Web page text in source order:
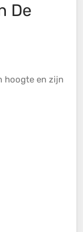
De
hoogte en zijn